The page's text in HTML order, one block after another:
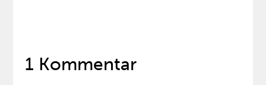
1 Kommentar